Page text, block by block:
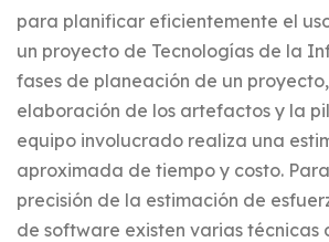
para planificar eficientemente el
un proyecto de Tecnologías de la
fases de planeación de un
elaboración de los artefactos y la
equipo involucrado realiza una
aproximada de tiempo y costo.
precisión de la estimación de
de software existen varias técnicas